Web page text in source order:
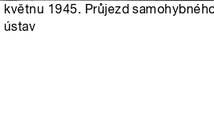
1945. Průjezd
ústav